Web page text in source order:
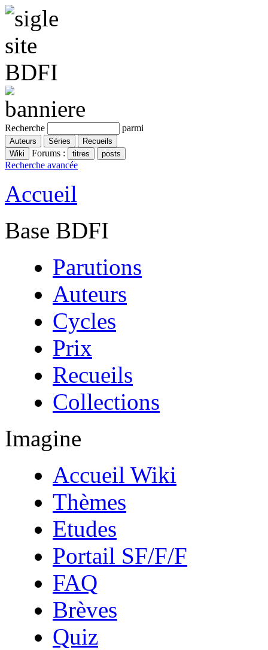
Recherche parmi
Forums :
Recherche avancée
Accueil
Base BDFI
Parutions
Auteurs
Cycles
Prix
Recueils
Collections
Imagine
Accueil Wiki
Thèmes
Etudes
Portail SF/F/F
FAQ
Brèves
Quiz